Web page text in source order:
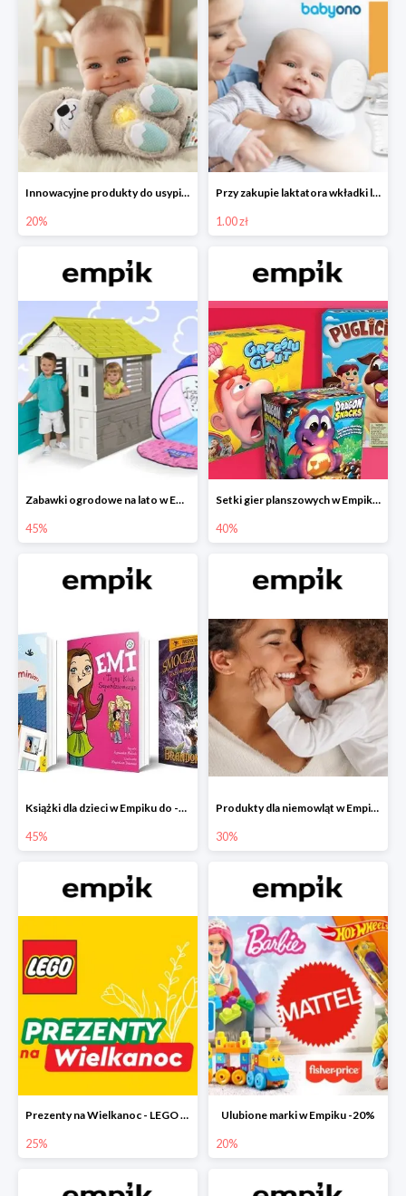
Innowacyjne produkty do usypiania w Empiku -20%
20%
Przy zakupie laktatora wkładki laktacyjne za 1 zł!
1.00 zł
Zabawki ogrodowe na lato w Empiku do -45%
45%
Setki gier planszowych w Empiku do -40%
40%
Książki dla dzieci w Empiku do -45%
45%
Produkty dla niemowląt w Empiku do -30%
30%
Prezenty na Wielkanoc - LEGO w Empiku do -25%
25%
Ulubione marki w Empiku -20%
20%